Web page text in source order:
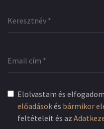
Elolvastam és
előadásokés bármikor
feltételeit és az